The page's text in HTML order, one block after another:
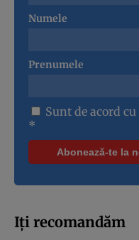
Numele
Prenumele
Sunt de acord cu
*
Iți recomandăm